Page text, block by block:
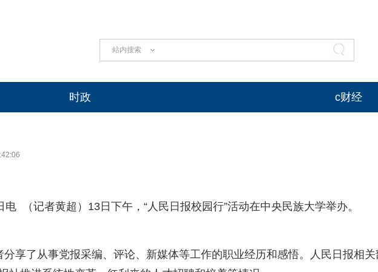
站内搜索
时政 c财经
（记者黄超）13日下午，“人民日报校园行”活动在中央民族大学举办。
了从事党报采编、评论、新媒体等工作的职业经历和感悟。人民日报相关